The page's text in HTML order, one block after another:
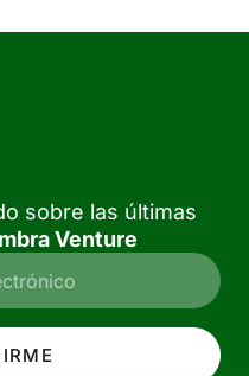
sobre las últimas
Venture